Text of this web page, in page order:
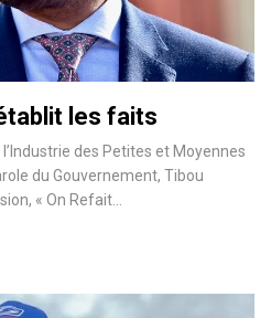
les faits
des Petites et Moyennes
du Gouvernement, Tibou
« On Refait…